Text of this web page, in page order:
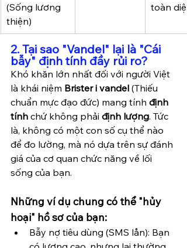
(Sống lương
thiện)
toàn
2. Tại sao "Vandel" lại là "Cái
bẫy" định tính đầy rủi ro?
Khó khăn lớn nhất đối với người Việt
là khái niệm Brister i vandel (Thiếu
chuẩn mực đạo đức) mang tính định
tính chứ không phải định lượng. Tức
là, không có một con số cụ thể nào
để đo lường, mà nó dựa trên sự đánh
giá của cơ quan chức năng về lối
sống của bạn.
Những ví dụ chung có thể "hủy
hoại" hồ sơ của bạn:
Bẫy nợ tiêu dùng (SMS lån): Bạn